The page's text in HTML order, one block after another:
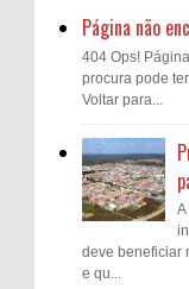
Página não
404 Ops!
procura pode
Voltar para...
deve beneficiar
e qu...